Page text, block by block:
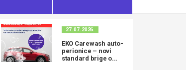
27. 07. 2026.
EKO Carewash auto-
perionice – novi
standard brige o...